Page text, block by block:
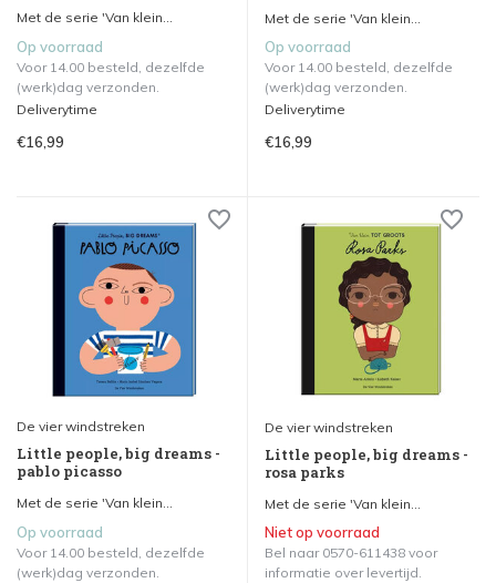
Met de serie 'Van klein...
Op voorraad
Voor 14.00 besteld, dezelfde
(werk)dag verzonden.
Deliverytime
€16,99
Met de serie 'Van klein...
Op voorraad
Voor 14.00 besteld, dezelfde
(werk)dag verzonden.
Deliverytime
€16,99
De vier windstreken
Little people, big dreams -
pablo picasso
Met de serie 'Van klein...
Op voorraad
Voor 14.00 besteld, dezelfde
(werk)dag verzonden.
De vier windstreken
Little people, big dreams -
rosa parks
Met de serie 'Van klein...
Niet op voorraad
Bel naar 0570-611438 voor
informatie over levertijd.